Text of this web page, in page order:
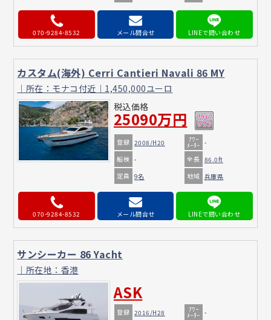
070-9284-8532 メール問合せ
カスタム(海外) Cerri Cantieri Navali 86 MY
｜所在：モナコ付近｜1,450,000ユーロ
税込価格
25090万円
登録 2008/H20 ｱﾜｰ
ﾒｰﾀｰ -
船検 - 全長 86.0ft
定員 9名 地域 兵庫県
070-9284-8532 メール問合せ
サンシーカー 86 Yacht
｜所在地：香港
ASK
登録 2016/H28 ｱﾜｰ
ﾒｰﾀｰ -